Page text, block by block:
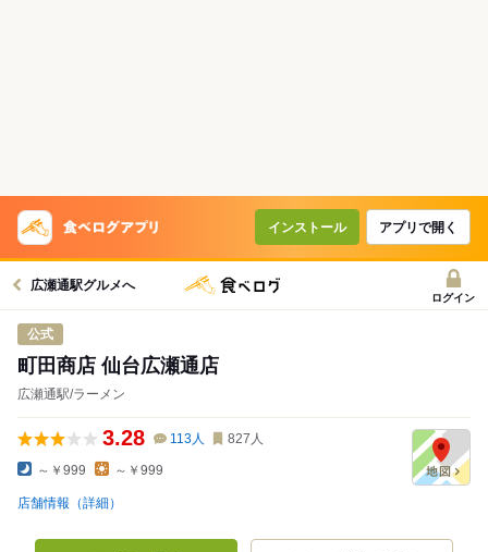
インストール アプリで開く
広瀬通駅グルメへ
ログイン
公式
町田商店 仙台広瀬通店
広瀬通駅/ラーメン
3.28 113人 827 人
～￥999 ～￥999
店舗情報（詳細）